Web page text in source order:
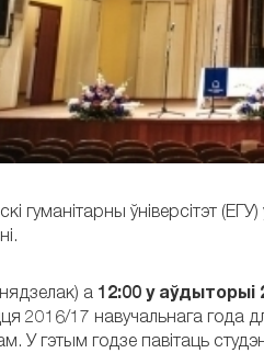
гуманітарны ўніверсітэт
а 12:00 у аўдыторыі
2016/17 навучальнага года
У гэтым годзе павітаць